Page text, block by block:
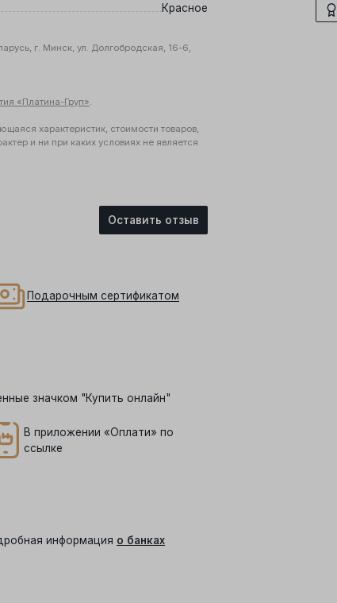
Красное
г. Минск, ул. Долгобродская, 16-6,
«Платина-Груп».
характеристик, стоимости товаров,
и ни при каких условиях не является
Подарочным сертификатом
значком "Купить онлайн"
В приложении «Оплати» по
ссылке
информация о банках
Оставить отзыв